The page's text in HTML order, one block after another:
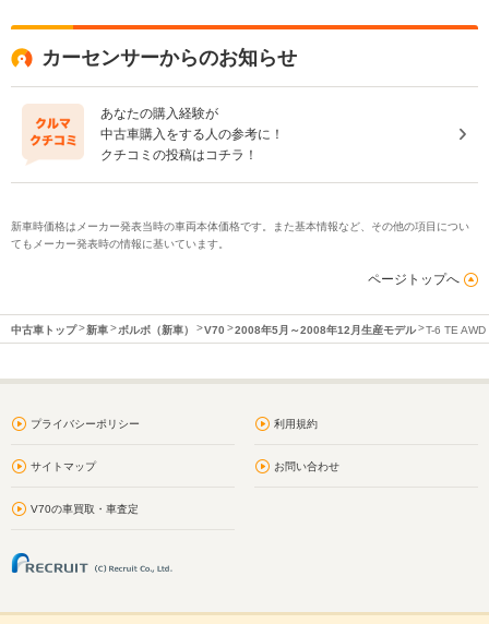
カーセンサーからのお知らせ
あなたの購入経験が
中古車購入をする人の参考に！
クチコミの投稿はコチラ！
新車時価格はメーカー発表当時の車両本体価格です。また基本情報など、その他の項目につい
てもメーカー発表時の情報に基いています。
ページトップへ
中古車トップ 新車 ボルボ（新車） V70 2008年5月～2008年12月生産モデル T-6 TE AWD
プライバシーポリシー 利用規約
サイトマップ お問い合わせ
V70の車買取・車査定